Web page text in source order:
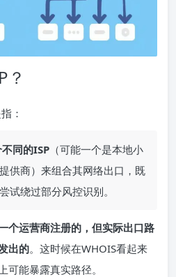
？
：
同的ISP （可能一个是本地小
供商）来组合其网络出口，既
试绕过部分风控识别。
个运营商注册的，但实际出口路
出的。这时候在WHOIS看起来
可能暴露真实路径。